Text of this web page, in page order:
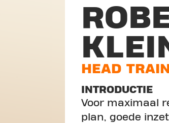
HEAD
INTRODUCTIE
Voor maximaal
plan, goede